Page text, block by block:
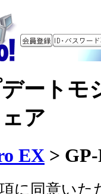
ートモ
ア
EX >
に同意い